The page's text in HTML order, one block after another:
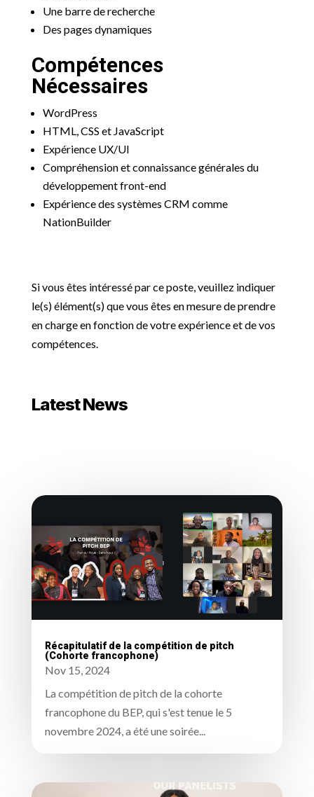
Une barre de recherche
Des pages dynamiques
Compétences
Nécessaires
WordPress
HTML, CSS et JavaScript
Expérience UX/UI
Compréhension et connaissance générales du
développement front-end
Expérience des systèmes CRM comme
NationBuilder
Si vous êtes intéressé par ce poste, veuillez indiquer
le(s) élément(s) que vous êtes en mesure de prendre
en charge en fonction de votre expérience et de vos
compétences.
Latest News
Récapitulatif de la compétition de pitch
(Cohorte francophone)
Nov 15, 2024
La compétition de pitch de la cohorte
francophone du BEP, qui s'est tenue le 5
novembre 2024, a été une soirée...